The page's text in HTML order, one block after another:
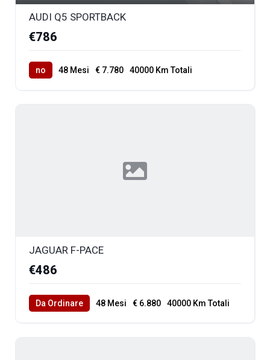
AUDI Q5 SPORTBACK
€786
no 48 Mesi € 7.780 40000 Km Totali
JAGUAR F-PACE
€486
Da Ordinare 48 Mesi € 6.880 40000 Km Totali